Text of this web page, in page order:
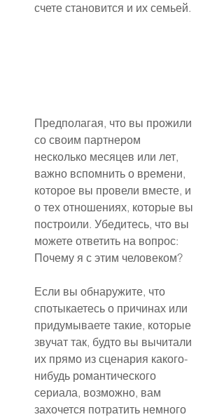
счете становится и их семьей.
Предполагая, что вы прожили
со своим партнером
несколько месяцев или лет,
важно вспомнить о времени,
которое вы провели вместе, и
о тех отношениях, которые вы
построили. Убедитесь, что вы
можете ответить на вопрос:
Почему я с этим человеком?
Если вы обнаружите, что
спотыкаетесь о причинах или
придумываете такие, которые
звучат так, будто вы вычитали
их прямо из сценария какого-
нибудь романтического
сериала, возможно, вам
захочется потратить немного